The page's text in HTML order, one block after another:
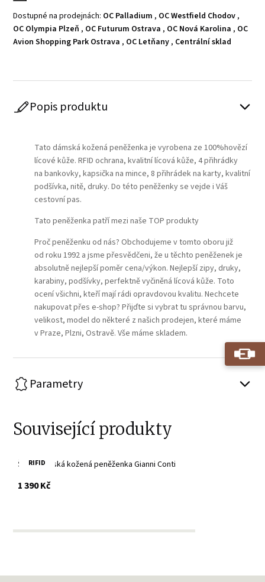
Dostupné na prodejnách: OC Palladium , OC Westfield Chodov ,
OC Olympia Plzeň , OC Futurum Ostrava , OC Nová Karolina , OC
Avion Shopping Park Ostrava , OC Letňany , Centrální sklad
Popis produktu
Play
Tato dámská kožená peněženka je vyrobena ze 100%hovězí
lícové kůže. RFID ochrana, kvalitní lícová kůže, 4 přihrádky
na bankovky, kapsička na mince, 8 přihrádek na karty, kvalitní
podšívka, nitě, druky. Do této peněženky se vejde i Váš
cestovní pas.
Tato peněženka patří mezi naše TOP produkty
Proč peněženku od nás? Obchodujeme v tomto oboru již
od roku 1992 a jsme přesvědčeni, že u těchto peněženek je
absolutně nejlepší poměr cena/výkon. Nejlepší zipy, druky,
karabiny, podšívky, perfektně vyčiněná lícová kůže. Toto
ocení všichni, kteří mají rádi opravdovou kvalitu. Nechcete
nakupovat přes e-shop? Přijďte si vybrat tu správnou barvu,
velikost, model do některé z našich prodejen, které máme
v Praze, Plzni, Ostravě. Vše máme skladem.
Parametry
Související produkty
RIFID
Šedá dámská kožená peněženka Gianni Conti
1 390 Kčs DPH